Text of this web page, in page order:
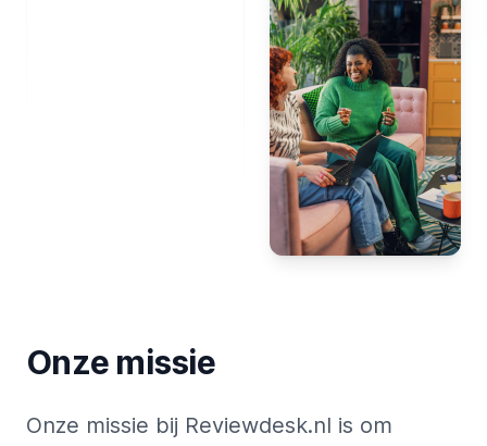
Onze missie
Onze missie bij Reviewdesk.nl is om